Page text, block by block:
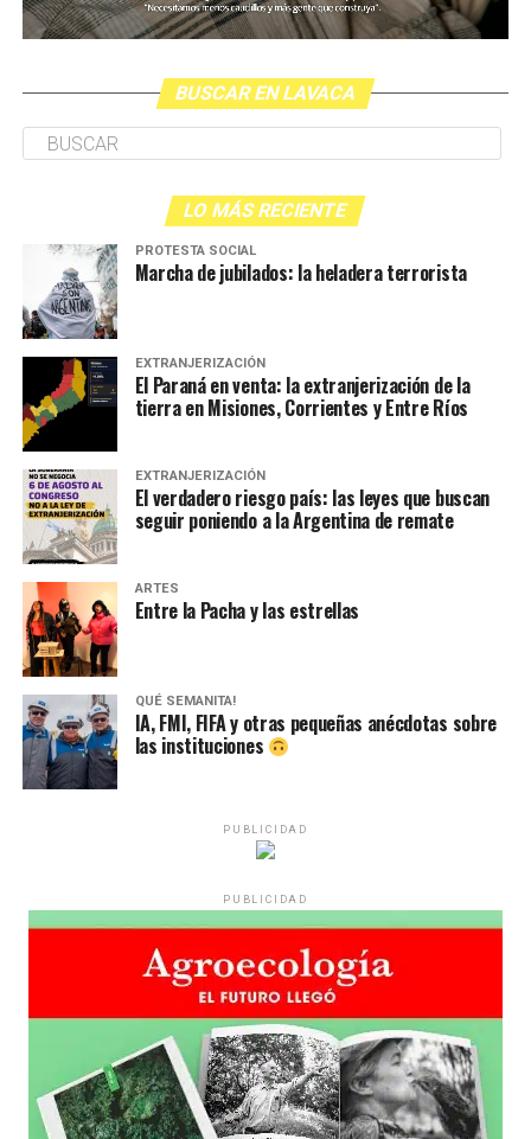
BUSCAR EN LAVACA
LO MÁS RECIENTE
PROTESTA SOCIAL
Marcha de jubilados: la heladera terrorista
EXTRANJERIZACIÓN
El Paraná en venta: la extranjerización de la
tierra en Misiones, Corrientes y Entre Ríos
EXTRANJERIZACIÓN
El verdadero riesgo país: las leyes que buscan
seguir poniendo a la Argentina de remate
ARTES
Entre la Pacha y las estrellas
QUÉ SEMANITA!
IA, FMI, FIFA y otras pequeñas anécdotas sobre
las instituciones
PUBLICIDAD
PUBLICIDAD